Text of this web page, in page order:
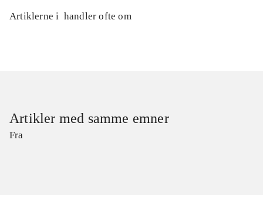
Artiklerne i handler ofte om
Artikler med samme emner
Fra